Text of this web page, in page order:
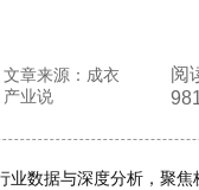
文章来源：成衣
产业说
阅
业数据与深度分析，聚焦